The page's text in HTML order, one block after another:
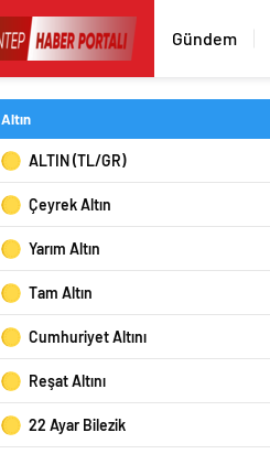
Gündem
Altın
ALTIN (TL/GR)
Çeyrek Altın
Yarım Altın
Tam Altın
Cumhuriyet Altını
Reşat Altını
22 Ayar Bilezik